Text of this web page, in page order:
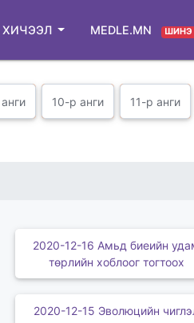
ХИЧЭЭЛ MEDLE.MN ШИНЭ
10-р анги 11-р анги
2020-12-16 Амьд биеийн
төрлийн хоблоог тогтоох
2020-12-15 Эволюцийн